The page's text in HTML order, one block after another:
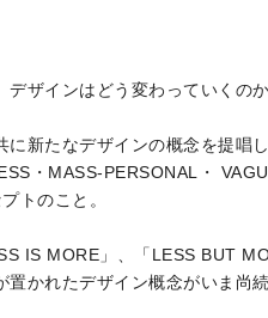
ザインはどう変わっていくのか
新たなデザインの概念を提唱
・MASS-PERSONAL・
トのこと。
IS MORE」、「LESS BUT
かれたデザイン概念がいま尚